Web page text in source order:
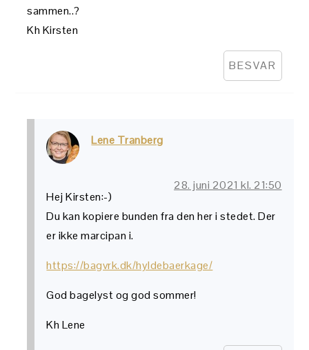
sammen..?
Kh Kirsten
BESVAR
Lene Tranberg
28. juni 2021 kl. 21:50
Hej Kirsten:-)
Du kan kopiere bunden fra den her i stedet. Der
er ikke marcipan i.
https://bagvrk.dk/hyldebaerkage/
God bagelyst og god sommer!
Kh Lene